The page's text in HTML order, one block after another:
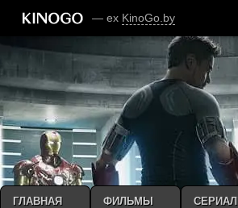
— ex KinoGo.by
ГЛАВНАЯ ФИЛЬМЫ